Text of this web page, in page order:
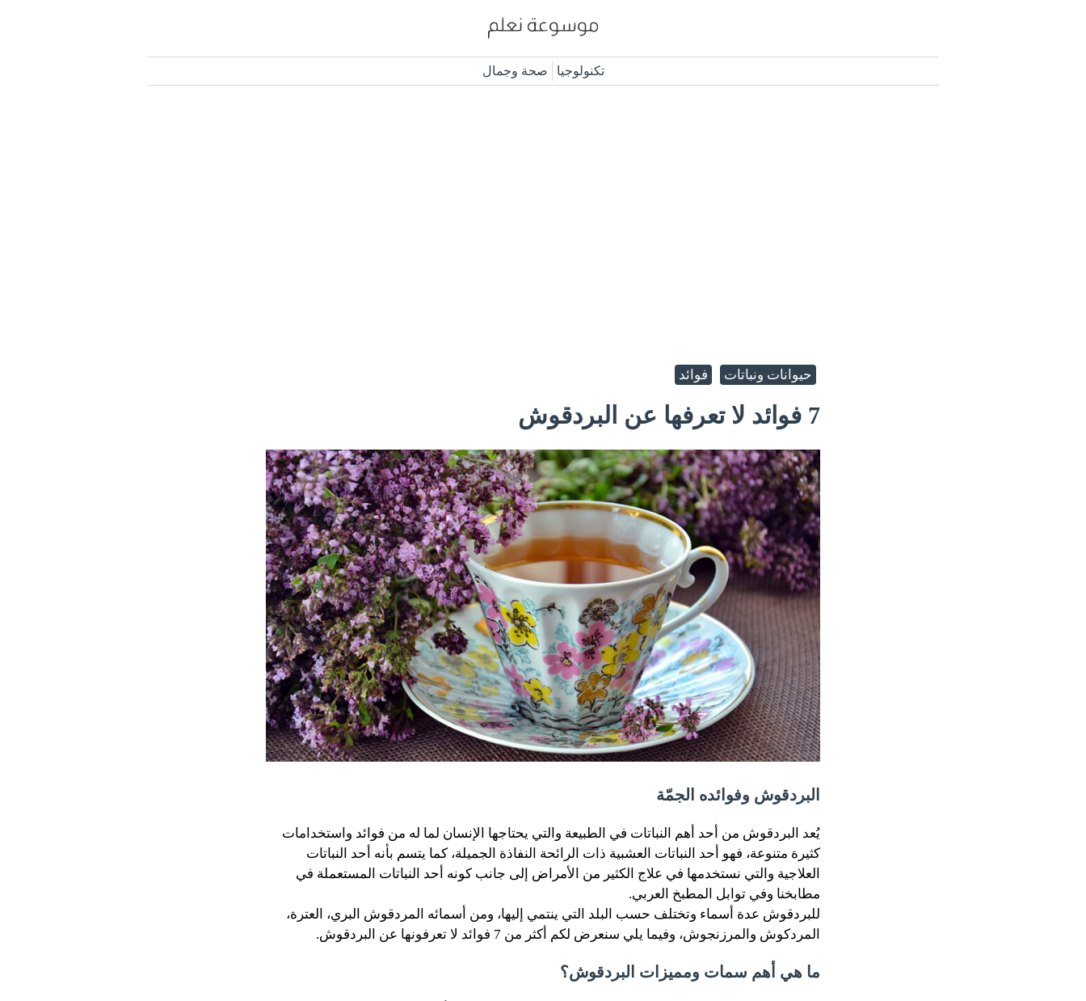
تكنولوجيا صحة وجمال
حيوانات ونباتات فوائد
7 فوائد لا تعرفها عن البردقوش
البردقوش وفوائده الجمّة
يُعد البردقوش من أحد أهم النباتات في الطبيعة والتي يحتاجها الإنسان لما له من فوائد واستخدامات
كثيرة متنوعة، فهو أحد النباتات العشبية ذات الرائحة النفاذة الجميلة، كما يتسم بأنه أحد النباتات
العلاجية والتي نستخدمها في علاج الكثير من الأمراض إلى جانب كونه أحد النباتات المستعملة في
مطابخنا وفي توابل المطبخ العربي.
للبردقوش عدة أسماء وتختلف حسب البلد التي ينتمي إليها، ومن أسمائه المردقوش البري، العترة،
المردكوش والمرزنجوش، وفيما يلي سنعرض لكم أكثر من 7 فوائد لا تعرفونها عن البردقوش.
ما هي أهم سمات ومميزات البردقوش؟